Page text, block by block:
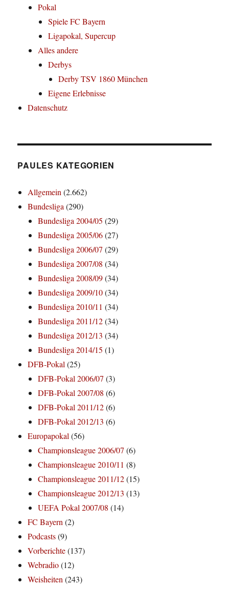
Pokal
Spiele FC Bayern
Ligapokal, Supercup
Alles andere
Derbys
Derby TSV 1860 München
Eigene Erlebnisse
Datenschutz
PAULES KATEGORIEN
Allgemein(2.662)
Bundesliga(290)
Bundesliga 2004/05 (29)
Bundesliga 2005/06(27)
Bundesliga 2006/07 (29)
Bundesliga 2007/08 (34)
Bundesliga 2008/09(34)
Bundesliga 2009/10(34)
Bundesliga 2010/11 (34)
Bundesliga 2011/12(34)
Bundesliga 2012/13 (34)
Bundesliga 2014/15 (1)
DFB-Pokal(25)
DFB-Pokal 2006/07 (3)
DFB-Pokal 2007/08 (6)
DFB-Pokal 2011/12(6)
DFB-Pokal 2012/13 (6)
Europapokal(56)
Championsleague 2006/07 (6)
Championsleague 2010/11 (8)
Championsleague 2011/12(15)
Championsleague 2012/13 (13)
UEFA Pokal 2007/08 (14)
FC Bayern(2)
Podcasts(9)
Vorberichte(137)
Webradio(12)
Weisheiten(243)